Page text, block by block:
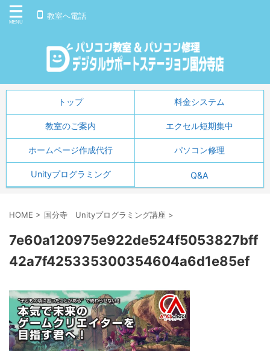
教室へ電話
トップ 料金システム
教室のご案内 エクセル短期集中
ホームページ作成代行 パソコン修理
Unityプログラミング Q&A
HOME > 国分寺 Unityプログラミング講座 >
7e60a120975e922de524f5053827bff
42a7f425335300354604a6d1e85ef